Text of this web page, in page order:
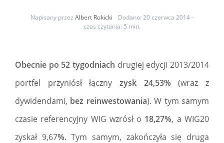
Napisany przez Albert Rokicki Dodano: 20 czerwca 2014-
czas czytania: 5 min.
Obecnie po 52 tygodniach drugiej edycji 2013/2014
portfel przyniósł łączny zysk 24,53% (wraz z
dywidendami, bez reinwestowania). W tym samym
czasie referencyjny WIG wzrósł o 18,27%, a WIG20
zyskał 9,67%.Tym samym, zakończyła się druga